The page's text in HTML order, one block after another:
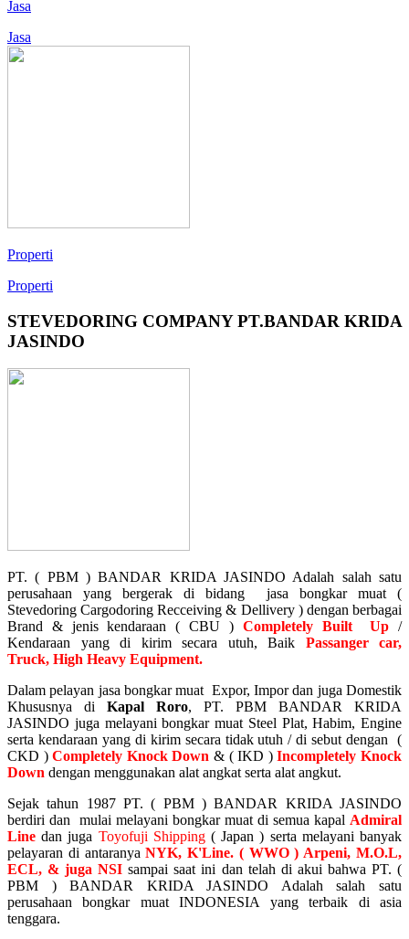
Jasa
Jasa
Properti
Properti
STEVEDORING COMPANY PT.BANDAR KRIDA
JASINDO
PT. ( PBM ) BANDAR KRIDA JASINDO Adalah salah satu
perusahaan yang bergerak di bidang jasa bongkar muat (
Stevedoring Cargodoring Recceiving & Dellivery ) dengan berbagai
Brand & jenis kendaraan ( CBU ) Completely Built Up /
Kendaraan yang di kirim secara utuh, Baik Passanger car,
Truck, High Heavy Equipment.
Dalam pelayan jasa bongkar muat Expor, Impor dan juga Domestik
Khususnya di Kapal Roro, PT. PBM BANDAR KRIDA
JASINDO juga melayani bongkar muat Steel Plat, Habim, Engine
serta kendaraan yang di kirim secara tidak utuh / di sebut dengan (
CKD )Completely Knock Down & ( IKD ) Incompletely Knock
Down dengan menggunakan alat angkat serta alat angkut.
Sejak tahun 1987 PT. ( PBM ) BANDAR KRIDA JASINDO
berdiri dan mulai melayani bongkar muat di semua kapal Admiral
Line dan juga Toyofuji Shipping( Japan ) serta melayani banyak
pelayaran di antaranyaNYK, K'Line. ( WWO ) Arpeni, M.O.L,
ECL, & juga NSI sampai saat ini dan telah di akui bahwa PT. (
PBM ) BANDAR KRIDA JASINDO Adalah salah satu
perusahaan bongkar muat INDONESIA yang terbaik di asia
tenggara.